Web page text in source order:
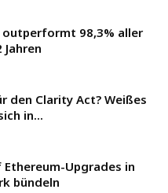
98,3% aller
den Clarity Act? Weißes
in...
Ethereum-Upgrades in
bündeln